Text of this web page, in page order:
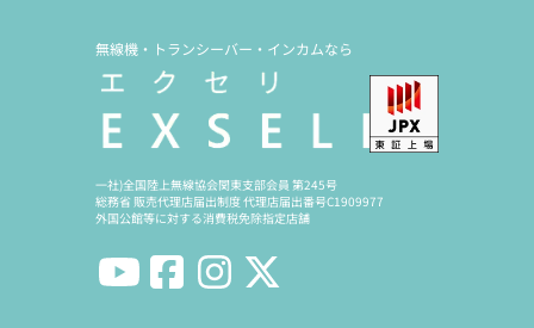
無線機・トランシーバー・インカムなら
一社)全国陸上無線協会関東支部会員 第245号
総務省 販売代理店届出制度 代理店届出番号C1909977
外国公館等に対する消費税免除指定店舗